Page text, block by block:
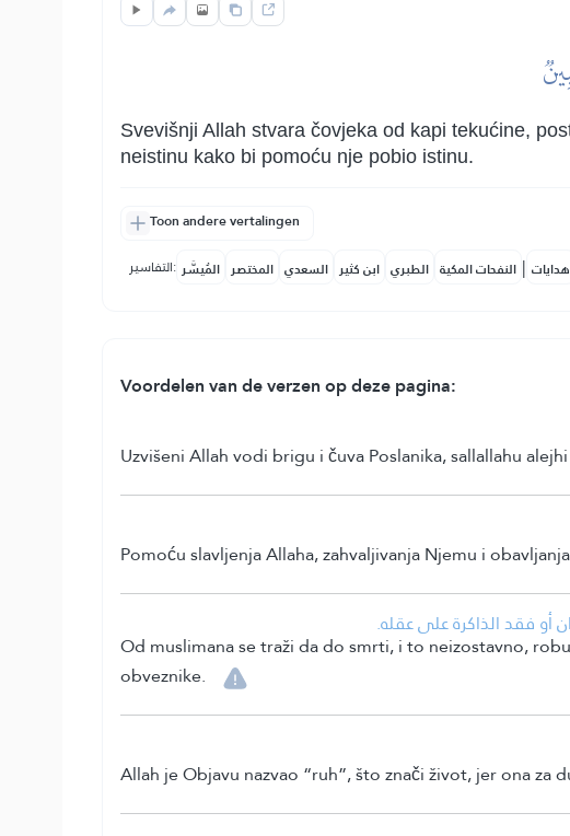
Svevišnji Allah stvara čovjeka od kapi tekućine,
neistinu kako bi pomoću nje pobio istinu.
Toon andere vertalingen
التفاسير: المُيسَّر المختصر السعدي ابن كثير الطبري النفحات المكية | هدايات
Voordelen van de verzen op deze pagina:
Uzvišeni Allah vodi brigu i čuva Poslanika, sallallahu
Pomoću slavljenja Allaha, zahvaljivanja Njemu i
أو فقد الذاكرة على عقله.
Od muslimana se traži da do smrti, i to neizostavno,
obveznike.
Allah je Objavu nazvao “ruh”, što znači život, jer ona za